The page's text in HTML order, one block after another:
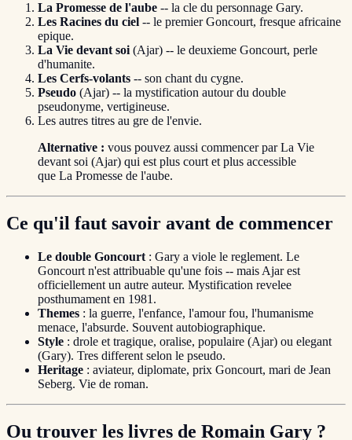
La Promesse de l'aube -- la cle du personnage Gary.
Les Racines du ciel -- le premier Goncourt, fresque africaine
epique.
La Vie devant soi (Ajar) -- le deuxieme Goncourt, perle
d'humanite.
Les Cerfs-volants -- son chant du cygne.
Pseudo (Ajar) -- la mystification autour du double
pseudonyme, vertigineuse.
Les autres titres au gre de l'envie.
Alternative : vous pouvez aussi commencer par La Vie
devant soi (Ajar) qui est plus court et plus accessible
que La Promesse de l'aube.
Ce qu'il faut savoir avant de commencer
Le double Goncourt : Gary a viole le reglement. Le
Goncourt n'est attribuable qu'une fois -- mais Ajar est
officiellement un autre auteur. Mystification revelee
posthumament en 1981.
Themes : la guerre, l'enfance, l'amour fou, l'humanisme
menace, l'absurde. Souvent autobiographique.
Style : drole et tragique, oralise, populaire (Ajar) ou elegant
(Gary). Tres different selon le pseudo.
Heritage : aviateur, diplomate, prix Goncourt, mari de Jean
Seberg. Vie de roman.
Ou trouver les livres de Romain Gary ?